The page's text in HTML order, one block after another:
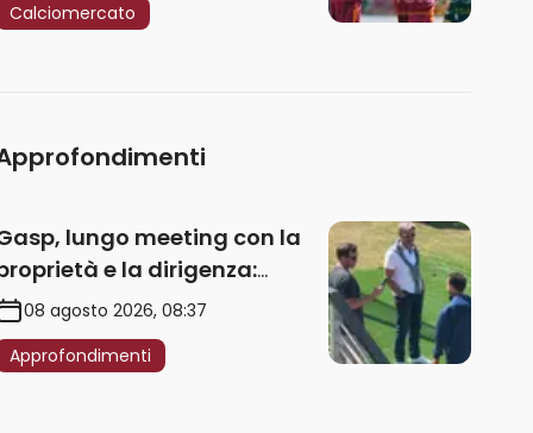
Calciomercato
lungo meeting con la
e la dirigenza:
l’acquisto di
sinistra
08 agosto 2026, 08:37
Approfondimenti